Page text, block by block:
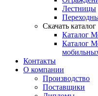
Лестницы
Скачать каталог
Каталог
Каталог
Контакты
О компании
Производство
Поставщики